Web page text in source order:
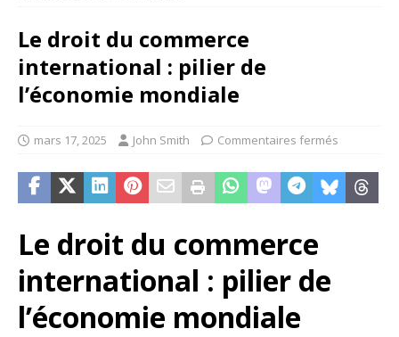
Le droit du commerce
international : pilier de
l’économie mondiale
mars 17, 2025 John Smith Commentaires fermés
Le droit du commerce
international : pilier de
l’économie mondiale